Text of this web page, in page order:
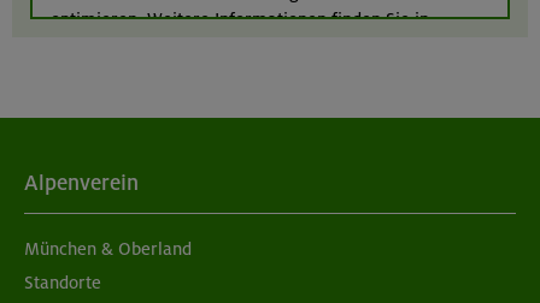
München
optimieren. Weitere Informationen finden Sie in
Alpenverein
München & Oberland
Standorte